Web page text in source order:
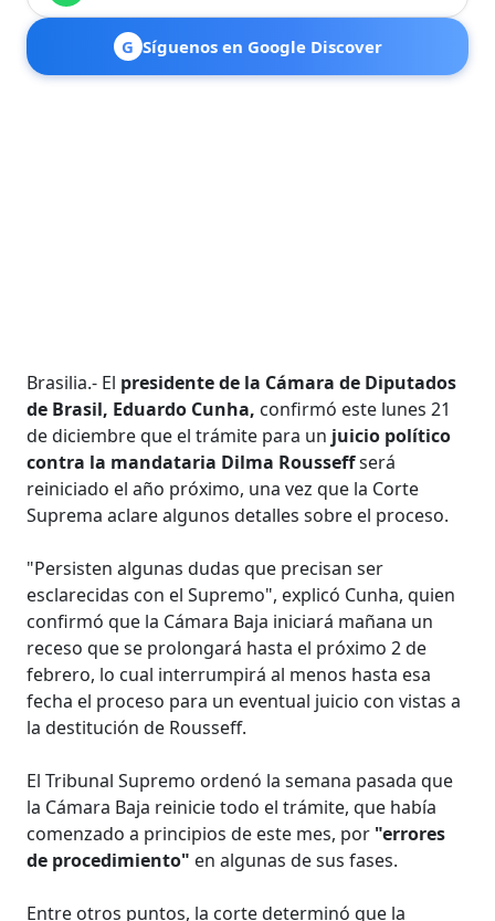
G Síguenos en Google Discover
Brasilia.- El presidente de la Cámara de Diputados
de Brasil, Eduardo Cunha, confirmó este lunes 21
de diciembre que el trámite para un juicio político
contra la mandataria Dilma Rousseffserá
reiniciado el año próximo, una vez que la Corte
Suprema aclare algunos detalles sobre el proceso.
"Persisten algunas dudas que precisan ser
esclarecidas con el Supremo", explicó Cunha, quien
confirmó que la Cámara Baja iniciará mañana un
receso que se prolongará hasta el próximo 2 de
febrero, lo cual interrumpirá al menos hasta esa
fecha el proceso para un eventual juicio con vistas a
la destitución de Rousseff.
El Tribunal Supremo ordenó la semana pasada que
la Cámara Baja reinicie todo el trámite, que había
comenzado a principios de este mes, por "errores
de procedimiento" en algunas de sus fases.
Entre otros puntos, la corte determinó que la